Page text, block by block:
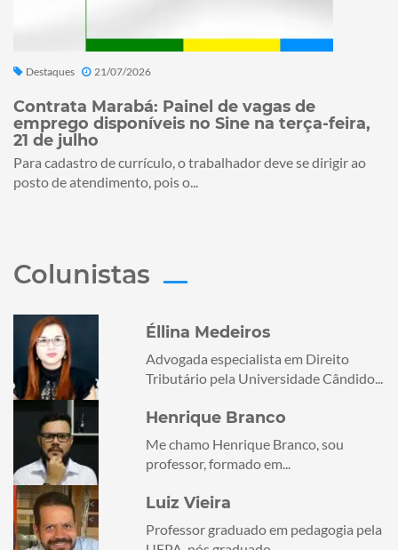
Destaques 21/07/2026
Contrata Marabá: Painel de vagas de
emprego disponíveis no Sine na terça-feira,
21 de julho
Para cadastro de currículo, o trabalhador deve se dirigir ao
posto de atendimento, pois o...
Colunistas
Éllina Medeiros
Advogada especialista em Direito
Tributário pela Universidade Cândido...
Henrique Branco
Me chamo Henrique Branco, sou
professor, formado em...
Luiz Vieira
Professor graduado em pedagogia pela